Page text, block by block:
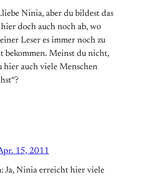
Ninia, aber du bildest das
doch auch noch ab, wo
Leser es immer noch zu
bekommen. Meinst du nicht,
hier auch viele Menschen
15, 2011
Ja, Ninia erreicht hier viele